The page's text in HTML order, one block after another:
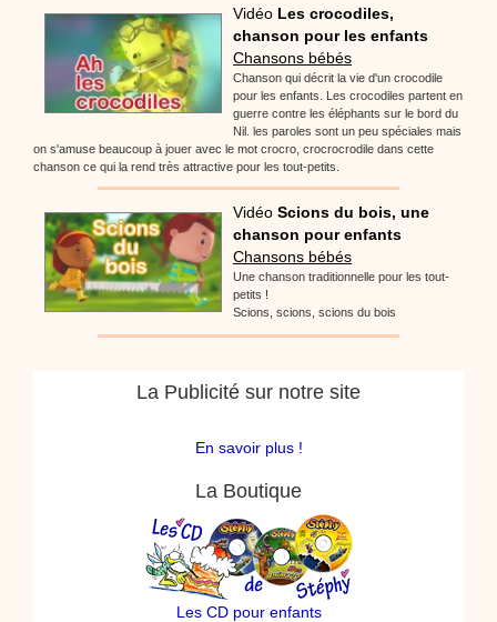
Vidéo Les crocodiles,
chanson pour les enfants
Chansons bébés
Chanson qui décrit la vie d'un crocodile
pour les enfants. Les crocodiles partent en
guerre contre les éléphants sur le bord du
Nil. les paroles sont un peu spéciales mais
on s'amuse beaucoup à jouer avec le mot crocro, crocrocrodile dans cette
chanson ce qui la rend très attractive pour les tout-petits.
Vidéo Scions du bois, une
chanson pour enfants
Chansons bébés
Une chanson traditionnelle pour les tout-
petits !
Scions, scions, scions du bois
La Publicité sur notre site
En savoir plus !
La Boutique
Les CD pour enfants